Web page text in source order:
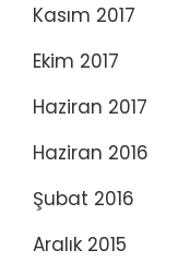
Kasım 2017
Ekim 2017
Haziran 2017
Haziran 2016
Şubat 2016
Aralık 2015